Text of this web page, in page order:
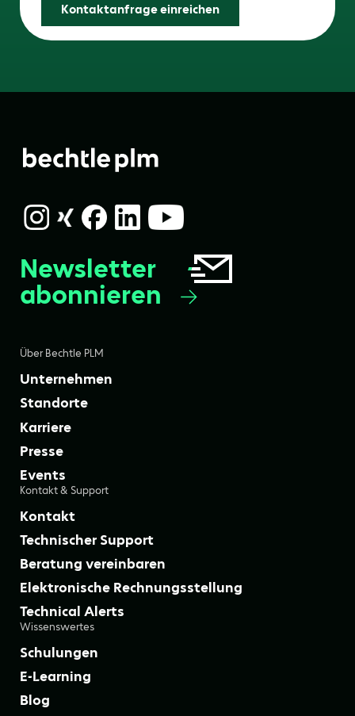
Kontaktanfrage einreichen
Über Bechtle PLM
Unternehmen
Standorte
Karriere
Presse
Events
Kontakt & Support
Kontakt
Technischer Support
Beratung vereinbaren
Elektronische Rechnungsstellung
Technical Alerts
Wissenswertes
Schulungen
E-Learning
Blog
Newsletter
abonnieren